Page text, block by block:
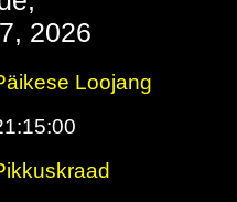
2026
Loojang